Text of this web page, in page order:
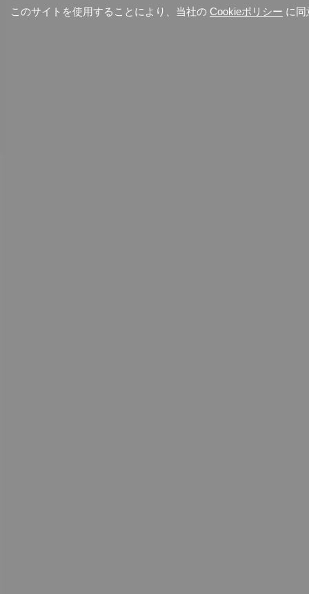
このサイトを使用することにより、当社の Cookieポリシー に